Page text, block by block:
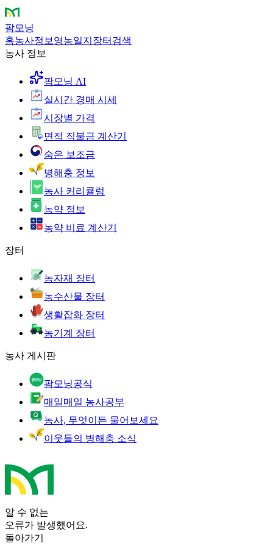
팜모닝
홈농사정보 영농일지 장터 검색
농사 정보
팜모닝 AI
실시간 경매 시세
시장별 가격
면적 직불금 계산기
숨은 보조금
병해충 정보
농사 커리큘럼
농약 정보
농약 비료 계산기
장터
농자재 장터
농수산물 장터
생활잡화 장터
농기계 장터
농사 게시판
팜모닝공식
매일매일 농사공부
농사, 무엇이든 물어보세요
이웃들의 병해충 소식
알 수 없는
오류가 발생했어요.
돌아가기